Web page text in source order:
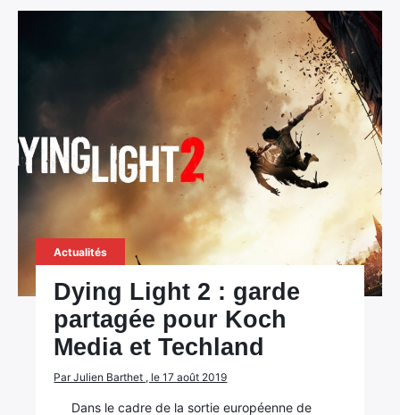
Actualités
Dying Light 2 : garde
partagée pour Koch
Media et Techland
Par Julien Barthet , le 17 août 2019
Dans le cadre de la sortie européenne de